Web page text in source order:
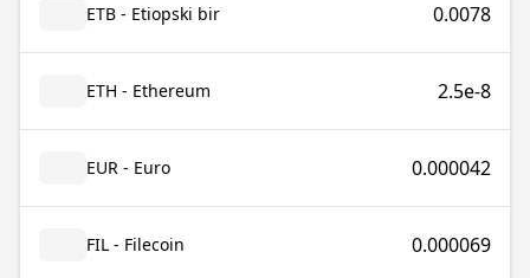
ETB - Etiopski bir 0.0078
ETH - Ethereum 2.5e-8
EUR - Euro 0.000042
FIL - Filecoin 0.000069